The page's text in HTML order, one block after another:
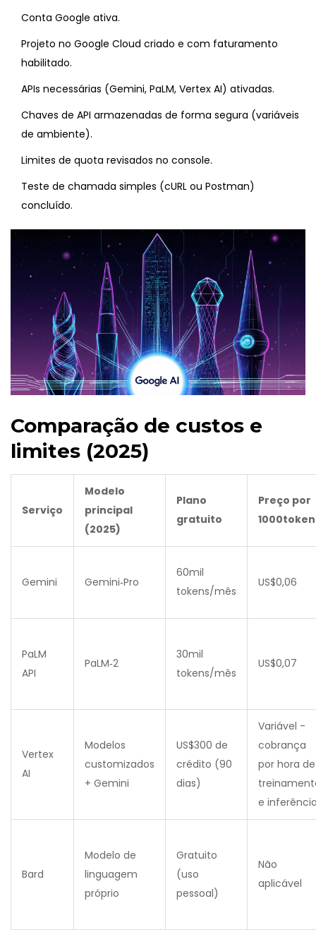
Conta Google ativa.
Projeto no Google Cloud criado e com faturamento
habilitado.
APIs necessárias (Gemini, PaLM, Vertex AI) ativadas.
Chaves de API armazenadas de forma segura (variáveis
de ambiente).
Limites de quota revisados no console.
Teste de chamada simples (cURL ou Postman)
concluído.
Comparação de custos e
limites (2025)
Serviço
Modelo
principal
(2025)
Plano
gratuito
Preço por
Gemini Gemini‑Pro
60mil
tokens/mês
US$0,06
PaLM
API
PaLM‑2
30mil
tokens/mês
US$0,07
Vertex
AI
Modelos
customizados
+ Gemini
US$300 de
crédito (90
dias)
Variável -
cobrança
por hora de
e
Bard
Modelo de
linguagem
próprio
Gratuito
(uso
pessoal)
Não
aplicável